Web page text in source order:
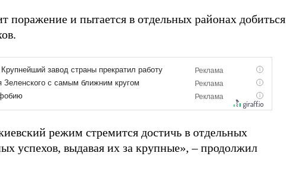
поражение и пытается в отдельных районах добиться
режим стремится достичь в отдельных
успехов, выдавая их за крупные», – продолжил